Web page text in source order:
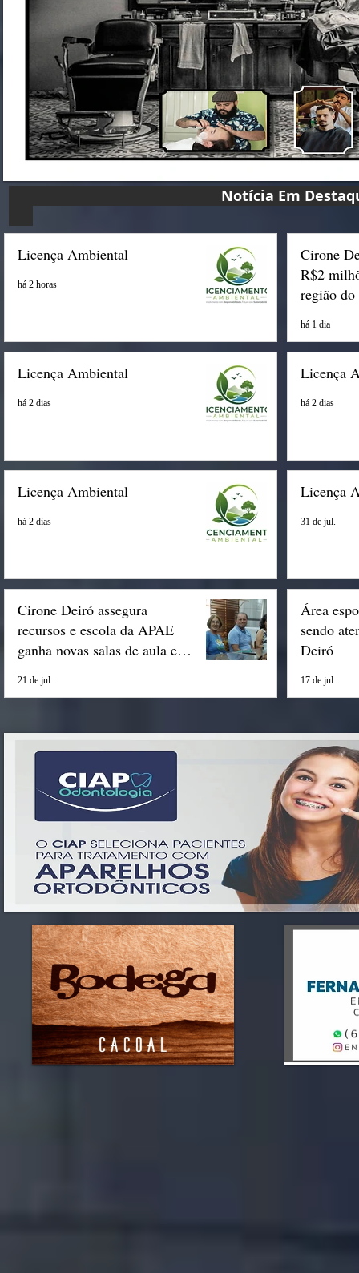
Notícia Em
Licença Ambiental
há 2 horas
Cirone
R$2
região do
há 1 dia
Licença Ambiental
há 2 dias
Licença
há 2 dias
Licença Ambiental
há 2 dias
Licença
31 de jul.
Cirone Deiró assegura
recursos e escola da APAE
ganha novas salas de aula em
21 de jul.
Área
sendo
Deiró
17 de jul.